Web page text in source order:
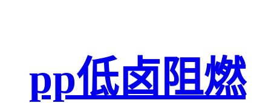
pp低卤阻燃